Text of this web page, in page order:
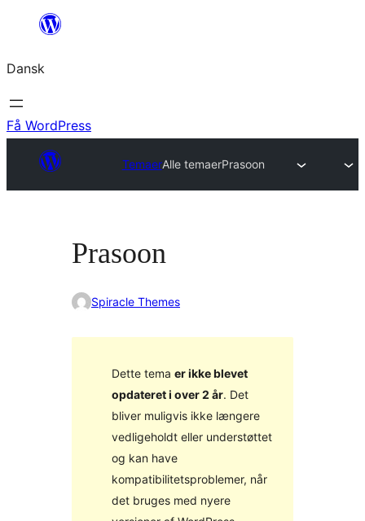
Spring
indhold
Dansk
Få WordPress
TemaerAlle temaerPrasoon
Prasoon
Spiracle Themes
Dette tema er ikke blevet
opdateret i over 2 år. Det
bliver muligvis ikke længere
vedligeholdt eller understøttet
og kan have
kompatibilitetsproblemer, når
det bruges med nyere